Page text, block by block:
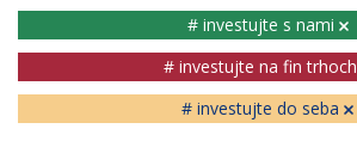
# investujte s nami
# investujte na fin trhoch
# investujte do seba